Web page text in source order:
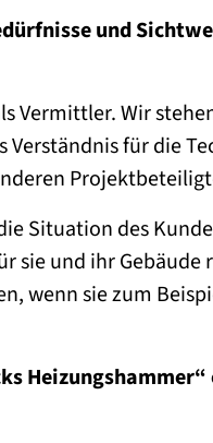
und
Vermittler. Wir
für die
Situation des
sie und ihr Gebäude
wenn sie zum
Heizungshammer“